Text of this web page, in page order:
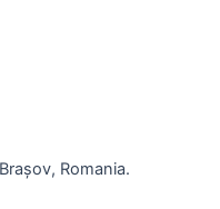
Romania.